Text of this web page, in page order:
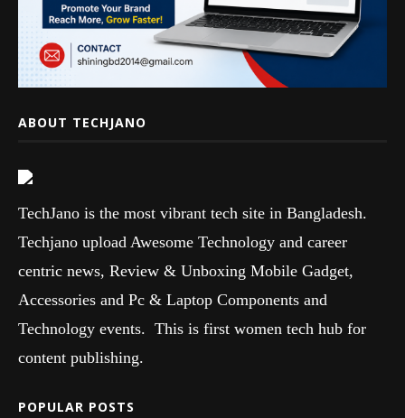
ABOUT TECHJANO
TechJano is the most vibrant tech site in Bangladesh.
Techjano upload Awesome Technology and career
centric news, Review & Unboxing Mobile Gadget,
Accessories and Pc & Laptop Components and
Technology events. This is first women tech hub for
content publishing.
POPULAR POSTS